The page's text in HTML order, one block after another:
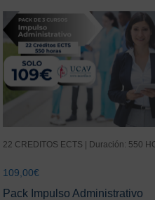
22 CREDITOS ECTS | Duración: 550
109,00€
Pack Impulso Administrativo